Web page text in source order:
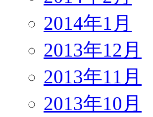
2014年1月
2013年12月
2013年11月
2013年10月